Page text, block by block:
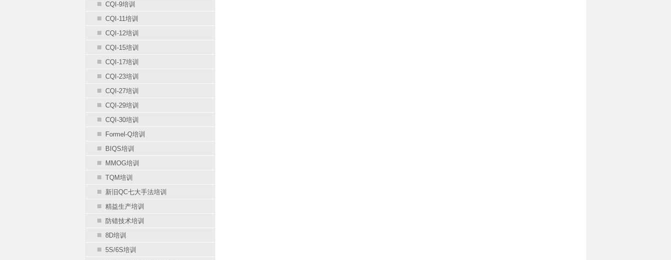
CQI-9培训
CQI-11培训
CQI-12培训
CQI-15培训
CQI-17培训
CQI-23培训
CQI-27培训
CQI-29培训
CQI-30培训
Formel-Q培训
BIQS培训
MMOG培训
TQM培训
新旧QC七大手法培训
精益生产培训
防错技术培训
8D培训
5S/6S培训